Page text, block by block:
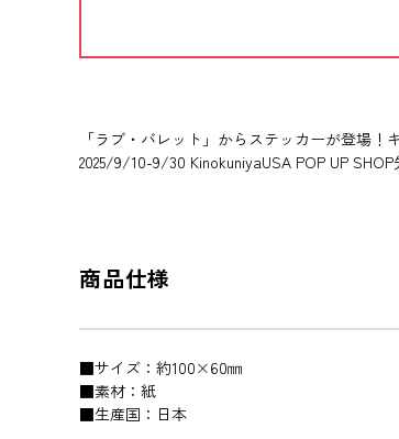
「ラブ・バレット」からステッカーが登場
2025/9/10-9/30 KinokuniyaUSA POP UP SHOP
商品仕様
■サイズ：約100×60㎜
■素材：紙
■生産国：日本